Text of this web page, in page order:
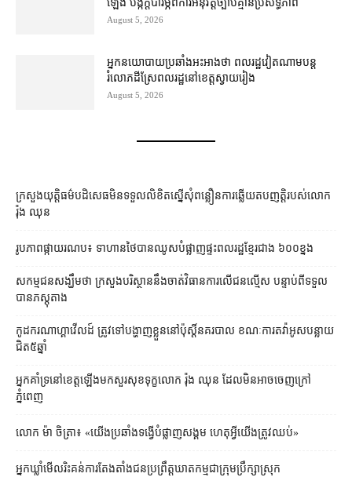
ឡើង បង្ក​ក្តី​បារម្ភ​ពី​ការអនុវត្ត​ច្បាប់​គ្មាន​ប្រសិទ្ធភាព
August 5, 2026
អ្នកនយោបាយ​ប្រឆាំង​អះអាង​ថា ពលរដ្ឋ​វៀតណាម​បន្ត​
រំលោភ​ដីស្រែ​ពលរដ្ឋ​នៅ​ខេត្តស្វាយរៀង​
August 5, 2026
ក្រសួងយុត្តិធម៌​បដិសេធ​មិន​ទទួល​លិខិត​ស្នើសុំ​ពន្លឿន​ការ​ឆ្លើយតប​ញត្តិ​របស់​លោក
រ៉ុង ឈុន
រូបភាពផ្កាយរណប៖ ទាហានថៃបានឈូសបំផ្លាញផ្ទះពលរដ្ឋខ្មែរជាង ៦០០ខ្នង
សកម្មជនសង្ឃឹមថា ក្រសួងបរិស្ថាននឹងចាត់វិធានការលើជនល្មើស បន្ទាប់ពីទទួល
បានភស្ដុតាង
កូដករណាហ្គាវើលដ៍ ត្រូវទៅបង្ហាញខ្លួននៅប៉ុស្ដិ៍នគរបាល ខណៈការតវ៉ាអូសបន្លាយ
ជិត៥ឆ្នាំ
អ្នកគាំទ្រនៅខេត្តឡើងមកសួរសុខទុក្ខលោក រ៉ុង ឈុន ដែលមិនអាចចេញក្រៅ
ភ្នំពេញ
លោក ម៉ា ចិត្រា៖ «យើងប្រឆាំងទង្វើបំផ្លាញសង្គម ហេតុអ្វីយើងត្រូវឈប់»
អ្នកឃ្លាំមើល​រិះគន់​ការតែងតាំងជនប្រព្រឹត្តឃាតកម្មជាក្រុមប្រឹក្សាស្រុក